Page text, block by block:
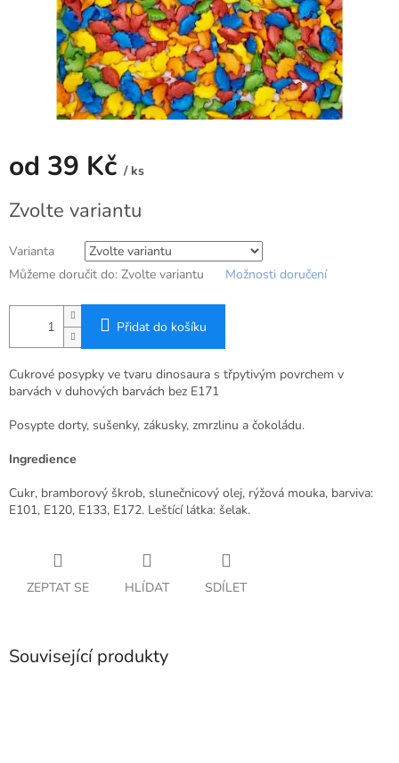
od 39 Kč / ks
cena:
Zvolte variantu
Varianta
Můžeme doručit do: Zvolte variantu Možnosti doručení
Přidat do košíku
Cukrové posypky ve tvaru dinosaura s třpytivým povrchem v
barvách v duhových barvách bez E171
Posypte dorty, sušenky, zákusky, zmrzlinu a čokoládu.
Ingredience
Cukr, bramborový škrob, slunečnicový olej, rýžová mouka, barviva:
E101, E120, E133, E172. Leštící látka: šelak.
ZEPTAT SE HLÍDAT SDÍLET
Související produkty